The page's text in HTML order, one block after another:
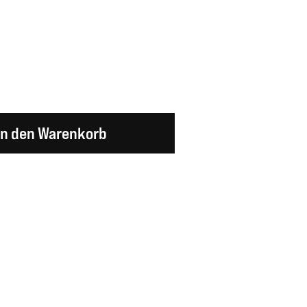
Wert ein oder benutze die Schaltflächen
den Warenkorb